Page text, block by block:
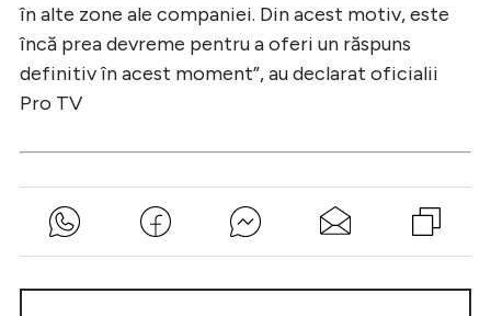
în alte zone ale companiei. Din acest motiv, este
încă prea devreme pentru a oferi un răspuns
definitiv în acest moment”, au declarat oficialii
Pro TV